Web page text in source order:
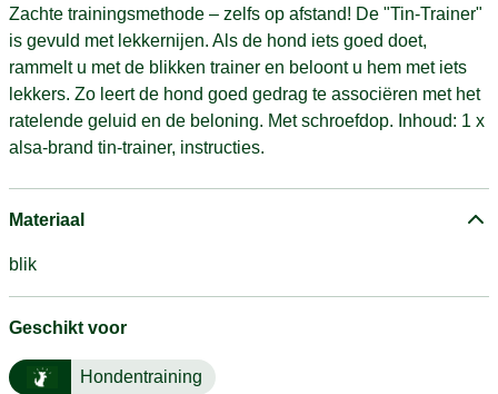
Zachte trainingsmethode – zelfs op afstand! De "Tin-Trainer"
is gevuld met lekkernijen. Als de hond iets goed doet,
rammelt u met de blikken trainer en beloont u hem met iets
lekkers. Zo leert de hond goed gedrag te associëren met het
ratelende geluid en de beloning. Met schroefdop. Inhoud: 1 x
alsa-brand tin-trainer, instructies.
Materiaal
blik
Geschikt voor
Hondentraining